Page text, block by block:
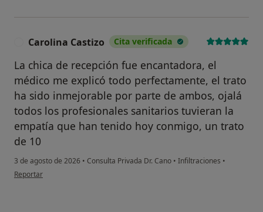
Carolina Castizo Cita verificada
La chica de recepción fue encantadora, el
médico me explicó todo perfectamente, el trato
ha sido inmejorable por parte de ambos, ojalá
todos los profesionales sanitarios tuvieran la
empatía que han tenido hoy conmigo, un trato
de 10
3 de agosto de 2026 • Consulta Privada Dr. Cano • Infiltraciones •
en opinión del usuario Carolina Castizo
Reportar